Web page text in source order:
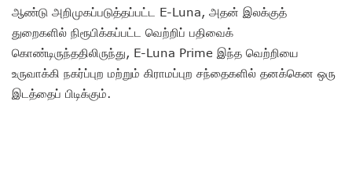
ஆண்டு அறிமுகப்படுத்தப்பட்ட E-Luna, அதன் இலக்குத்
துறைகளில் நிரூபிக்கப்பட்ட வெற்றிப் பதிவைக்
கொண்டிருந்ததிலிருந்து, E-Luna Prime இந்த வெற்றியை
உருவாக்கி நகர்ப்புற மற்றும் கிராமப்புற சந்தைகளில் தனக்கென ஒரு
இடத்தைப் பிடிக்கும்.